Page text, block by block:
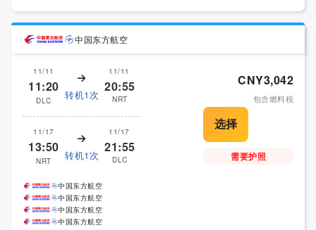
中国东方航空
11/11
11:20
DLC 转机1次
11/11
20:55
NRT
11/17
13:50
NRT 转机1次
11/17
21:55
DLC
CNY3,042
包含燃料税
需要护照
中国东方航空
中国东方航空
中国东方航空
中国东方航空